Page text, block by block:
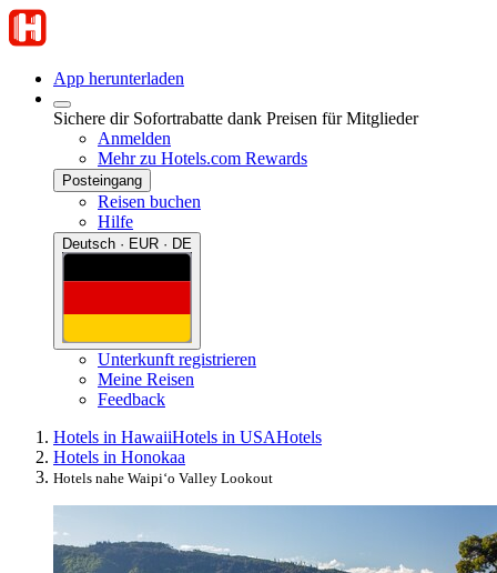
App herunterladen
Sichere dir Sofortrabatte dank Preisen für Mitglieder
Anmelden
Mehr zu Hotels.com Rewards
Posteingang
Reisen buchen
Hilfe
Deutsch · EUR · DE
Unterkunft registrieren
Meine Reisen
Feedback
Hotels in HawaiiHotels in USAHotels
Hotels in Honokaa
Hotels nahe Waipiʻo Valley Lookout